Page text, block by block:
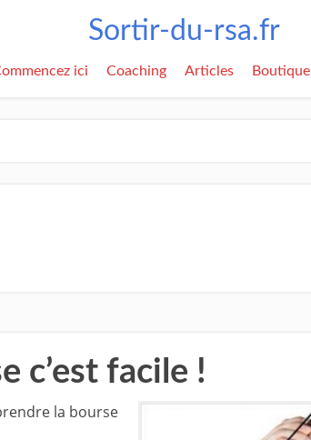
Sortir-du-rsa.fr
ici Coaching Articles Boutique
c’est facile !
la bourse